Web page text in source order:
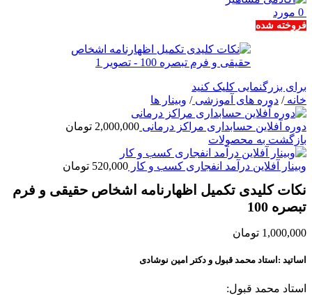
0 مورد
فروخته شده
برای بزرگنمایی کلیک کنید
خانه/ دوره های آموزشی/ وبینار ها
دوره آفلاین حسابداری مراکز درمانی 2,000,000 تومان
بازگشت به محصولات
وبینار آفلاین درآمد انفجاری کسب و کار 520,000 تومان
نکات کلیدی تکمیل اظهارنامه اشخاص حقیقی و فرم
تبصره 100
1,000,000 تومان
اساتید :استاد محمد قبول و دکتر امین نوشادی
استاد محمد قبول: